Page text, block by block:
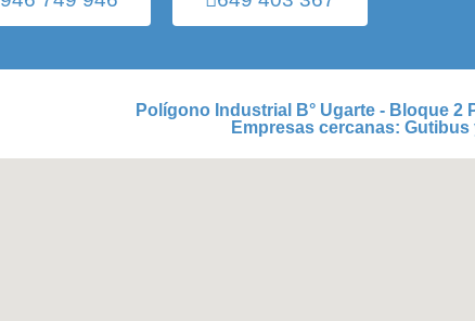
Polígono Industrial B° Ugarte - Bloque 2
Empresas cercanas: